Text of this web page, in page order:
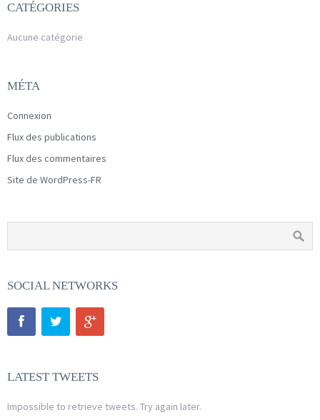
CATÉGORIES
Aucune catégorie
MÉTA
Connexion
Flux des publications
Flux des commentaires
Site de WordPress-FR
SOCIAL NETWORKS
LATEST TWEETS
Impossible to retrieve tweets. Try again later.